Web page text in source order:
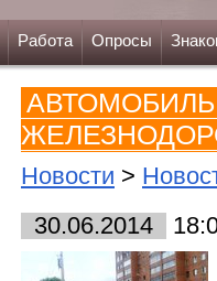
Работа Опросы
Новости >
30.06.2014